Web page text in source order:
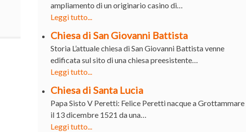
ampliamento di un originario casino di…
Leggi tutto...
Chiesa di San Giovanni Battista
Storia L’attuale chiesa di San Giovanni Battista venne
edificata sul sito di una chiesa preesistente…
Leggi tutto...
Chiesa di Santa Lucia
Papa Sisto V Peretti: Felice Peretti nacque a Grottammare
il 13 dicembre 1521 da una…
Leggi tutto...